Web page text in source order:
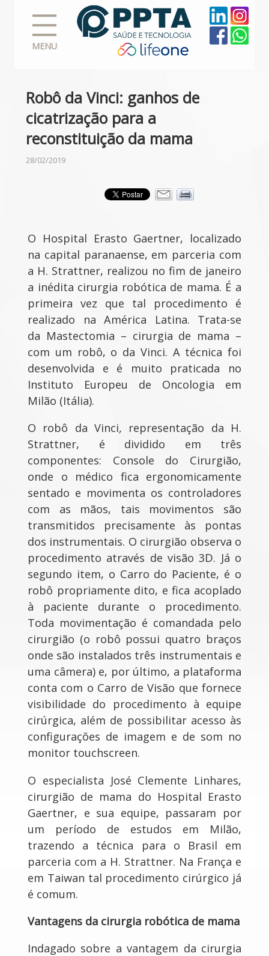
MENU
Robô da Vinci: ganhos de
cicatrização para a
reconstituição da mama
28/02/2019
O Hospital Erasto Gaertner, localizado
na capital paranaense, em parceria com
a H. Strattner, realizou no fim de janeiro
a inédita cirurgia robótica de mama. É a
primeira vez que tal procedimento é
realizado na América Latina. Trata-se
da Mastectomia – cirurgia de mama –
com um robô, o da Vinci. A técnica foi
desenvolvida e é muito praticada no
Instituto Europeu de Oncologia em
Milão (Itália).
O robô da Vinci, representação da H.
Strattner, é dividido em três
componentes: Console do Cirurgião,
onde o médico fica ergonomicamente
sentado e movimenta os controladores
com as mãos, tais movimentos são
transmitidos precisamente às pontas
dos instrumentais. O cirurgião observa o
procedimento através de visão 3D. Já o
segundo item, o Carro do Paciente, é o
robô propriamente dito, e fica acoplado
à paciente durante o procedimento.
Toda movimentação é comandada pelo
cirurgião (o robô possui quatro braços
onde são instalados três instrumentais e
uma câmera) e, por último, a plataforma
conta com o Carro de Visão que fornece
visibilidade do procedimento à equipe
cirúrgica, além de possibilitar acesso às
configurações de imagem e de som no
monitor touchscreen.
O especialista José Clemente Linhares,
cirurgião de mama do Hospital Erasto
Gaertner, e sua equipe, passaram por
um período de estudos em Milão,
trazendo a técnica para o Brasil em
parceria com a H. Strattner. Na França e
em Taiwan tal procedimento cirúrgico já
é comum.
Vantagens da cirurgia robótica de mama
Indagado sobre a vantagem da cirurgia